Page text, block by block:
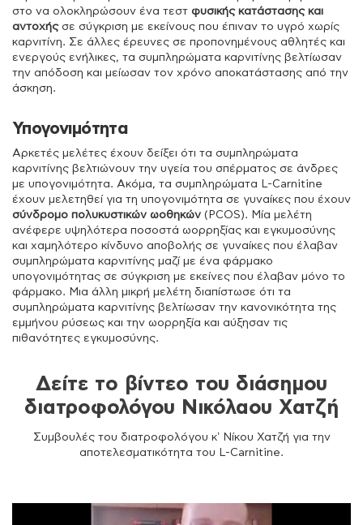
στο να ολοκληρώσουν ένα τεστ φυσικής κατάστασης και
αντοχήςσε σύγκριση με εκείνους που έπιναν το υγρό χωρίς
καρνιτίνη. Σε άλλες έρευνες σε προπονημένους αθλητές και
ενεργούς ενήλικες, τα συμπληρώματα καρνιτίνης βελτίωσαν
την απόδοση και μείωσαν τον χρόνο αποκατάστασης από την
άσκηση.
Υπογονιμότητα
Αρκετές μελέτες έχουν δείξει ότι τα συμπληρώματα
καρνιτίνης βελτιώνουν την υγεία του σπέρματος σε άνδρες
με υπογονιμότητα. Ακόμα, τα συμπληρώματα L-Carnitine
έχουν μελετηθεί για τη υπογονιμότητα σε γυναίκες που έχουν
σύνδρομο πολυκυστικών ωοθηκών (PCOS). Μία μελέτη
ανέφερε υψηλότερα ποσοστά ωορρηξίας και εγκυμοσύνης
και χαμηλότερο κίνδυνο αποβολής σε γυναίκες που έλαβαν
συμπληρώματα καρνιτίνης μαζί με ένα φάρμακο
υπογονιμότητας σε σύγκριση με εκείνες που έλαβαν μόνο το
φάρμακο. Μια άλλη μικρή μελέτη διαπίστωσε ότι τα
συμπληρώματα καρνιτίνης βελτίωσαν την κανονικότητα της
εμμήνου ρύσεως και την ωορρηξία και αύξησαν τις
πιθανότητες εγκυμοσύνης.
Δείτε το βίντεο του διάσημου
διατροφολόγου Νικόλαου Χατζή
Συμβουλές του διατροφολόγου κ’ Νίκου Χατζή για την
αποτελεσματικότητα του L-Carnitine.